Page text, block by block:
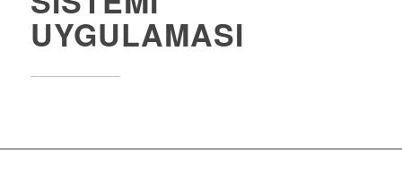
UYGULAMASI